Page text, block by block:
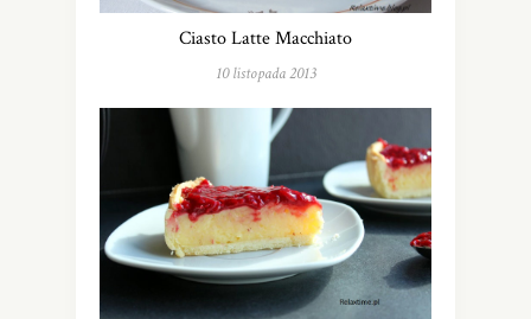
Ciasto Latte Macchiato
10 listopada 2013